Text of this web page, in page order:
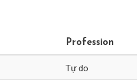
Profession
Tự do